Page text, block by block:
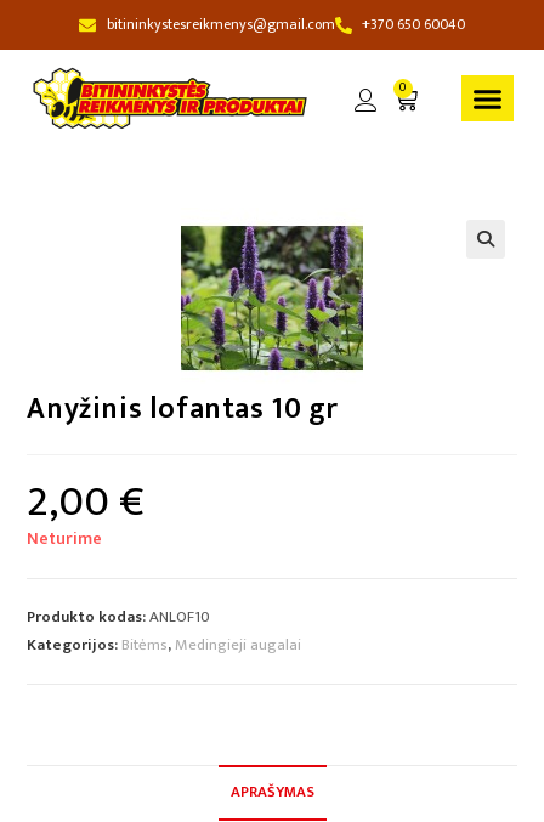
bitininkystesreikmenys@gmail.com +370 650 60040
0
Anyžinis lofantas 10 gr
2,00€
Neturime
Produkto kodas:ANLOF10
Kategorijos:Bitėms,Medingieji augalai
APRAŠYMAS